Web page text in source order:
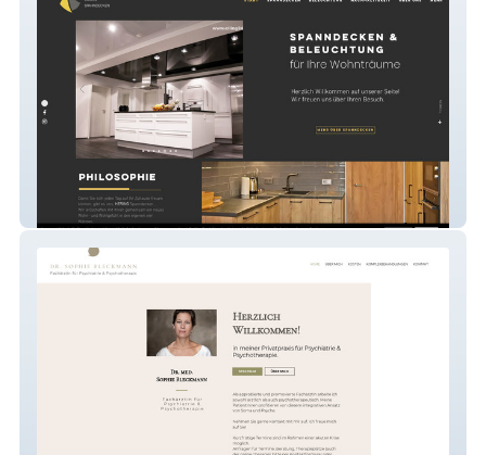
Hering-Spanndecken